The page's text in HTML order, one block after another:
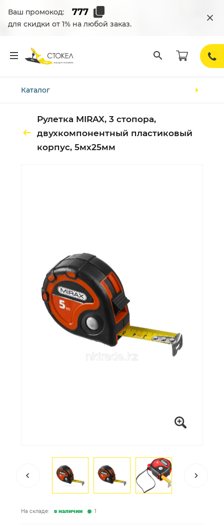
Ваш промокод:
для скидки от 1% на любой заказ.
Каталог
Рулетка MIRAX, 3 стопора,
двухкомпонентный пластиковый
корпус, 5мх25мм
На складе: в наличии 1